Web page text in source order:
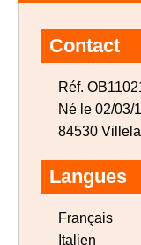
Contact
Réf.
Né le 02/03/
84530
Langues
Français
Italien